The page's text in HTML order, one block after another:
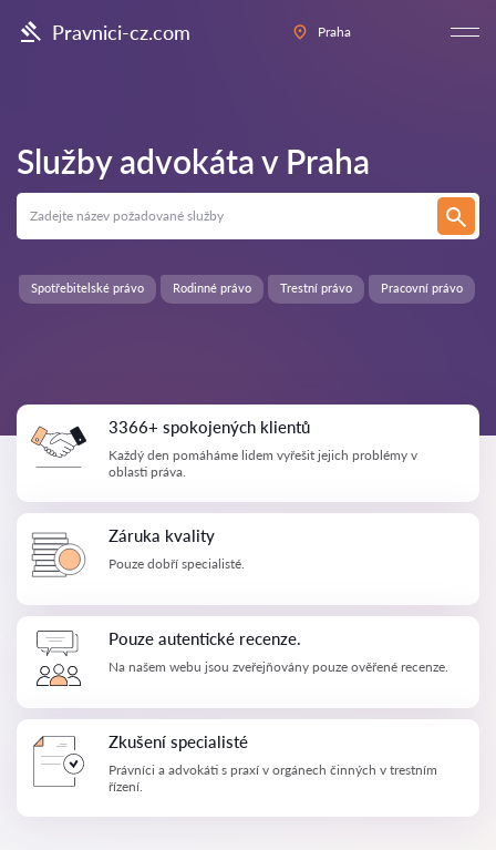
Pravnici-cz.com Praha
Služby advokáta v Praha
Pracovní právo
Spotřebitelské právo Rodinné právo Trestní právo
3366+ spokojených klientů
Každý den pomáháme lidem vyřešit jejich problémy v
oblasti práva.
Záruka kvality
Pouze dobří specialisté.
Pouze autentické recenze.
Na našem webu jsou zveřejňovány pouze ověřené recenze.
Zkušení specialisté
Právníci a advokáti s praxí v orgánech činných v trestním
řízení.